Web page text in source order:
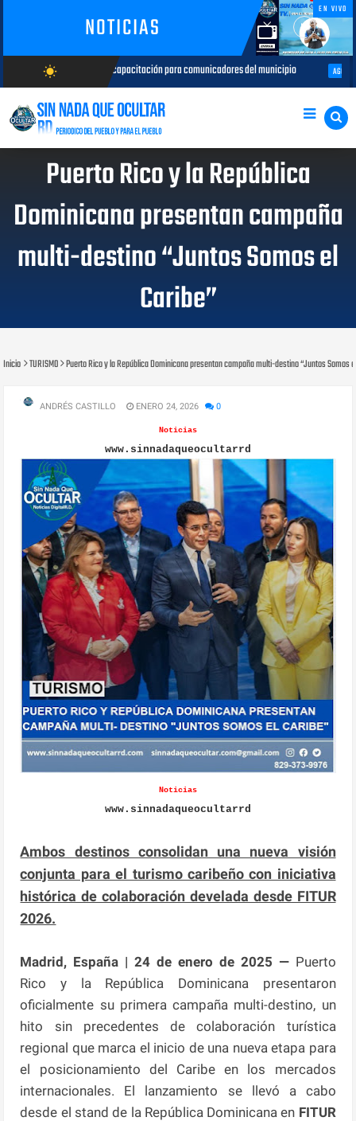
NOTICIAS
EN VIVO
wb_sunny
AGOSTO/6/2026
de capacitación para comunicadores del municipio AGOSTO 05, 2026
Puerto Rico y la República
Dominicana presentan campaña
multi-destino “Juntos Somos el
Caribe”
Inicio TURISMO Puerto Rico y la República Dominicana presentan campaña multi-destino “Juntos Somos
ANDRÉS CASTILLO ENERO 24, 2026 0
Noticias
www.sinnadaqueocultarrd
Noticias
www.sinnadaqueocultarrd
Ambos destinos consolidan una nueva visión
conjunta para el turismo caribeño con iniciativa
histórica de colaboración develada desde FITUR
2026.
Madrid, España | 24 de enero de 2025 — Puerto
Rico y la República Dominicana presentaron
oficialmente su primera campaña multi-destino, un
hito sin precedentes de colaboración turística
regional que marca el inicio de una nueva etapa para
el posicionamiento del Caribe en los mercados
internacionales. El lanzamiento se llevó a cabo
desde el stand de la República Dominicana en FITUR